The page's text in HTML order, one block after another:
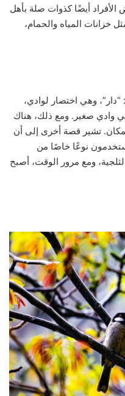
أيضًا كذوات صلة بأهل
خزانات المياه والحمام،
وهي اختصار لوادي،
وادي صغير. ومع ذلك، هناك
تشير قصة أخرى إلى أن
نوعًا خاصًا من
ومع مرور الوقت، أصبح